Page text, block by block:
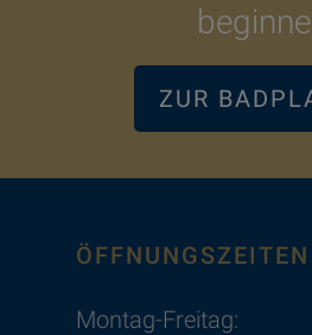
ZUR
ÖFFNUNGSZEITEN
Montag-Freitag: